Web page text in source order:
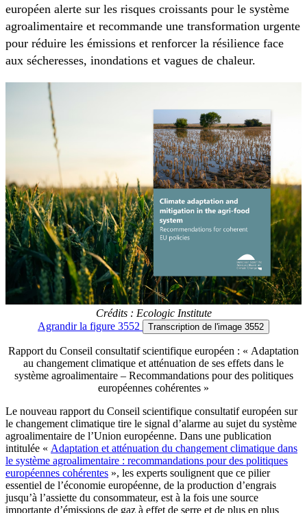
européen alerte sur les risques croissants pour le système
agroalimentaire et recommande une transformation urgente
pour réduire les émissions et renforcer la résilience face
aux sécheresses, inondations et vagues de chaleur.
Crédits : Ecologic Institute
Agrandirla figure 3552 Transcription de l'image 3552
Rapport du Conseil consultatif scientifique européen : « Adaptation
au changement climatique et atténuation de ses effets dans le
système agroalimentaire – Recommandations pour des politiques
européennes cohérentes »
Le nouveau rapport du Conseil scientifique consultatif européen sur
le changement climatique tire le signal d’alarme au sujet du système
agroalimentaire de l’Union européenne. Dans une publication
intitulée « Adaptation et atténuation du changement climatique dans
le système agroalimentaire : recommandations pour des politiques
européennes cohérentes », les experts soulignent que ce pilier
essentiel de l’économie européenne, de la production d’engrais
jusqu’à l’assiette du consommateur, est à la fois une source
importante d’émissions de gaz à effet de serre et de plus en plus